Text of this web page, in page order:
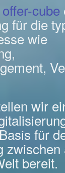
offer-cube
für die
wie
wir
für
bereit.